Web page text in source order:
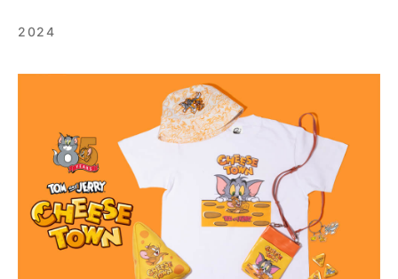
2024